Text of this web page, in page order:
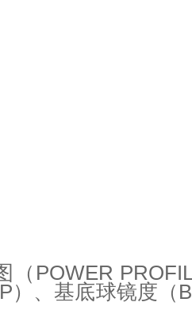
（POWER
）、基底球镜度（